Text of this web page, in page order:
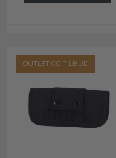
OUTLET OG TILBUD